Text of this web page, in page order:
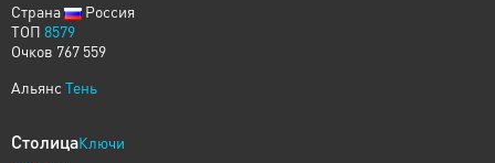
Страна
Россия
ТОП 8579
Очков 767 559
Альянс Тень
СтолицаКлючи